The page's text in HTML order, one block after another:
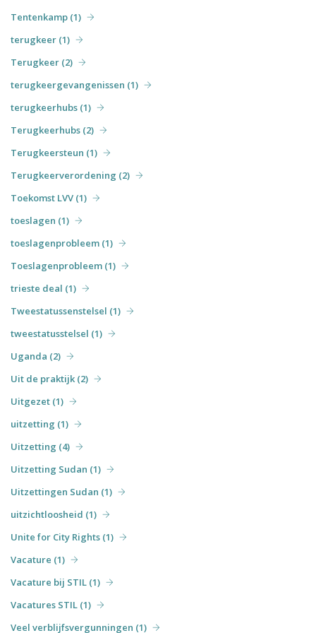
Tentenkamp (1)
terugkeer (1)
Terugkeer (2)
terugkeergevangenissen (1)
terugkeerhubs (1)
Terugkeerhubs (2)
Terugkeersteun (1)
Terugkeerverordening (2)
Toekomst LVV (1)
toeslagen (1)
toeslagenprobleem (1)
Toeslagenprobleem (1)
trieste deal (1)
Tweestatussenstelsel (1)
tweestatusstelsel (1)
Uganda (2)
Uit de praktijk (2)
Uitgezet (1)
uitzetting (1)
Uitzetting (4)
Uitzetting Sudan (1)
Uitzettingen Sudan (1)
uitzichtloosheid (1)
Unite for City Rights (1)
Vacature (1)
Vacature bij STIL (1)
Vacatures STIL (1)
Veel verblijfsvergunningen (1)